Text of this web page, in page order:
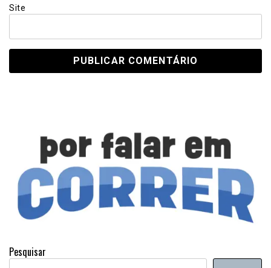
Site
Pesquisar